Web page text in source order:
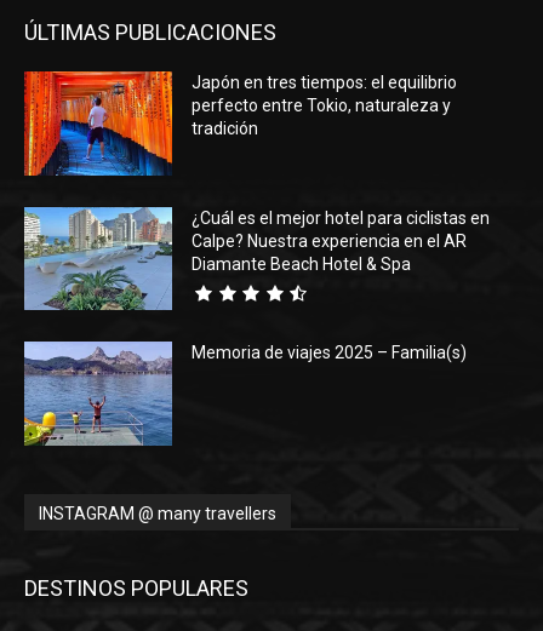
ÚLTIMAS PUBLICACIONES
Japón en tres tiempos: el equilibrio
perfecto entre Tokio, naturaleza y
tradición
¿Cuál es el mejor hotel para ciclistas en
Calpe? Nuestra experiencia en el AR
Diamante Beach Hotel & Spa
Memoria de viajes 2025 – Familia(s)
INSTAGRAM @ many travellers
DESTINOS POPULARES